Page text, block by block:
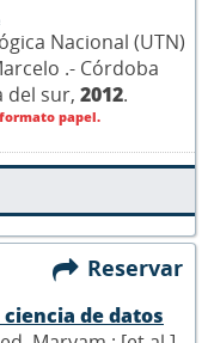
Nacional (UTN)
.- Córdoba
del sur, 2012.
papel.
Reservar
de datos